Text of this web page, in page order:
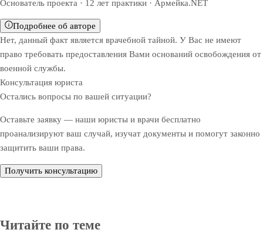
Основатель проекта · 12 лет практики · Армейка.NET
Подробнее об авторе
Нет, данный факт является врачебной тайной. У Вас не имеют
право требовать предоставления Вами оснований освобождения от
военной службы.
Консультация юриста
Остались вопросы по вашей ситуации?
Оставьте заявку — наши юристы и врачи бесплатно
проанализируют ваш случай, изучат документы и помогут законно
защитить ваши права.
Получить консультацию
Читайте по теме